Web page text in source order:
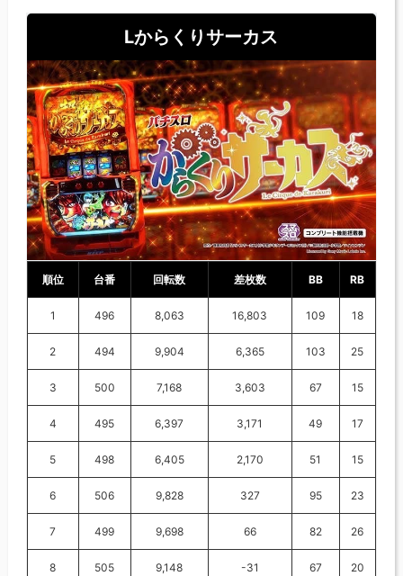
Lからくりサーカス
順位 台番 回転数 差枚数 BB RB
1 496 8,063 16,803 109 18
2 494 9,904 6,365 103 25
3 500 7,168 3,603 67 15
4 495 6,397 3,171 49 17
5 498 6,405 2,170 51 15
6 506 9,828 327 95 23
7 499 9,698 66 82 26
8 505 9,148 -31 67 20